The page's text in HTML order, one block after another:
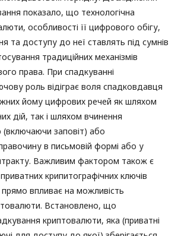
показало, що технологічна
особливості її цифрового обігу,
та доступу до неї ставлять під сумнів
традиційних механізмів
права. При спадкуванні
роль відіграє воля спадковдавця
йому цифрових речей як шляхом
дій, так і шляхом вчинення
заповіт) або
в письмовій формі або у
Важливим фактором також є
крипитографічних ключів
впливає на можливість
Встановлено, що
криптовалюти, яка (приватні